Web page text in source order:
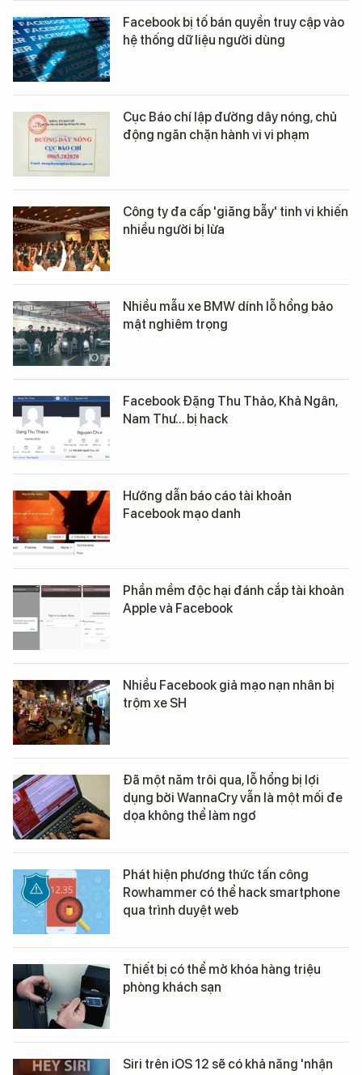
Facebook bị tố bán quyền truy cập vào
hệ thống dữ liệu người dùng
Cục Báo chí lập đường dây nóng, chủ
động ngăn chặn hành vi vi phạm
Công ty đa cấp 'giăng bẫy' tinh vi khiến
nhiều người bị lừa
Nhiều mẫu xe BMW dính lỗ hổng bảo
mật nghiêm trọng
Facebook Đặng Thu Thảo, Khả Ngân,
Nam Thư... bị hack
Hướng dẫn báo cáo tài khoản
Facebook mạo danh
Phần mềm độc hại đánh cắp tài khoản
Apple và Facebook
Nhiều Facebook giả mạo nạn nhân bị
trộm xe SH
Đã một năm trôi qua, lỗ hổng bị lợi
dụng bởi WannaCry vẫn là một mối đe
dọa không thể làm ngơ
Phát hiện phương thức tấn công
Rowhammer có thể hack smartphone
qua trình duyệt web
Thiết bị có thể mở khóa hàng triệu
phòng khách sạn
Siri trên iOS 12 sẽ có khả năng 'nhận